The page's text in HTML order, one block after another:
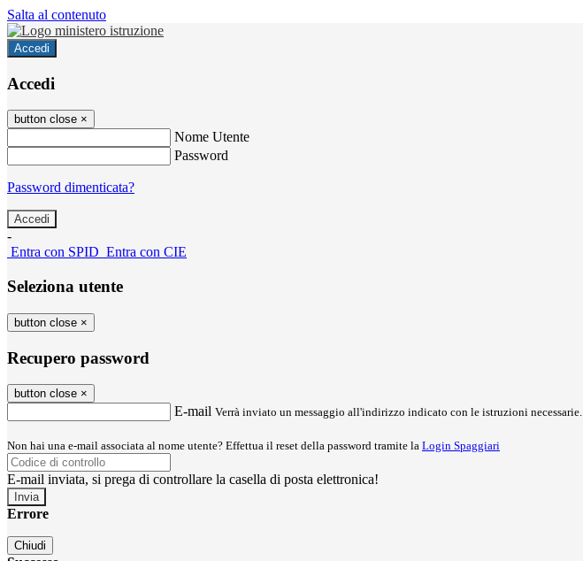
Salta al contenuto
Accedi
Accedi
button close ×
Nome Utente
Password
Password dimenticata?
-
Entra con SPID Entra con CIE
Seleziona utente
button close ×
Recupero password
button close ×
E-mail Verrà inviato un messaggio all'indirizzo indicato con le istruzioni necessarie.
Non hai una e-mail associata al nome utente? Effettua il reset della password tramite la Login Spaggiari
E-mail inviata, si prega di controllare la casella di posta elettronica!
Errore
Chiudi